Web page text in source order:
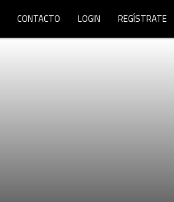
CONTACTO LOGIN REGÍSTRATE